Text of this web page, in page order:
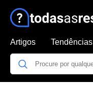
Artigos Tendências